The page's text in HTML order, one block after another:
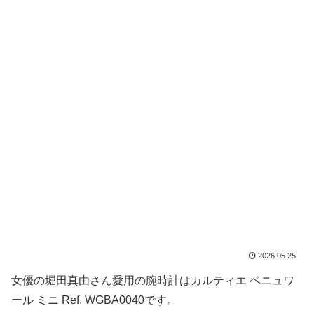
2026.05.25
女優の堀田真由さん愛用の腕時計はカルティエ ベニュワ
ール ミニ Ref. WGBA0040です。